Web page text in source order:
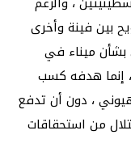
بين فينة وأخرى
ميناء في
إنما هدفه كسب
، دون أن تدفع
من استحقاقات